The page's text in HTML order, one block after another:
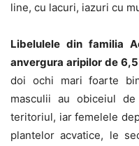
line, cu lacuri, iazuri cu
Libelulele din familia
anvergura aripilor de
doi ochi mari foarte
masculii au obiceiul
teritoriul, iar femelele
plantelor acvatice, le